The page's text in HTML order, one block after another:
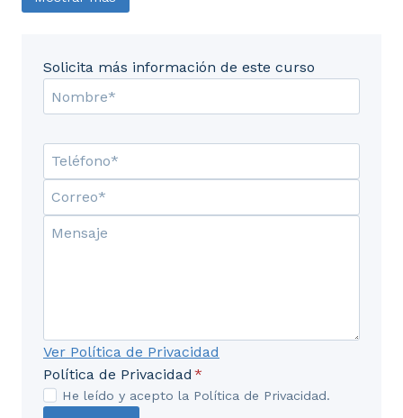
Solicita más información de este curso
Ver Política de Privacidad
Política de Privacidad *
He leído y acepto la Política de Privacidad.